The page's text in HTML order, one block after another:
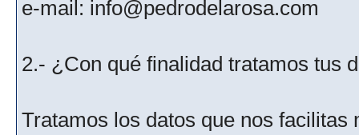
e-mail: info@pedrodelarosa.com
2.- ¿Con qué finalidad tratamos tus
Tratamos los datos que nos